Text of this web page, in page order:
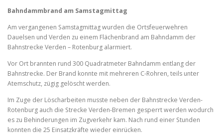
Bahndammbrand am Samstagmittag
Am vergangenen Samstagmittag wurden die Ortsfeuerwehren
Dauelsen und Verden zu einem Flächenbrand am Bahndamm der
Bahnstrecke Verden – Rotenburg alarmiert.
Vor Ort brannten rund 300 Quadratmeter Bahndamm entlang der
Bahnstrecke. Der Brand konnte mit mehreren C-Rohren, teils unter
Atemschutz, zügig gelöscht werden.
Im Zuge der Löscharbeiten musste neben der Bahnstrecke Verden-
Rotenburg auch die Strecke Verden-Bremen gesperrt werden wodurch
es zu Behinderungen im Zugverkehr kam. Nach rund einer Stunden
konnten die 25 Einsatzkräfte wieder einrücken.